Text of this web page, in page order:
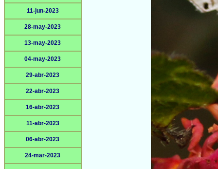
11-jun-2023
28-may-2023
13-may-2023
04-may-2023
29-abr-2023
22-abr-2023
16-abr-2023
11-abr-2023
06-abr-2023
24-mar-2023